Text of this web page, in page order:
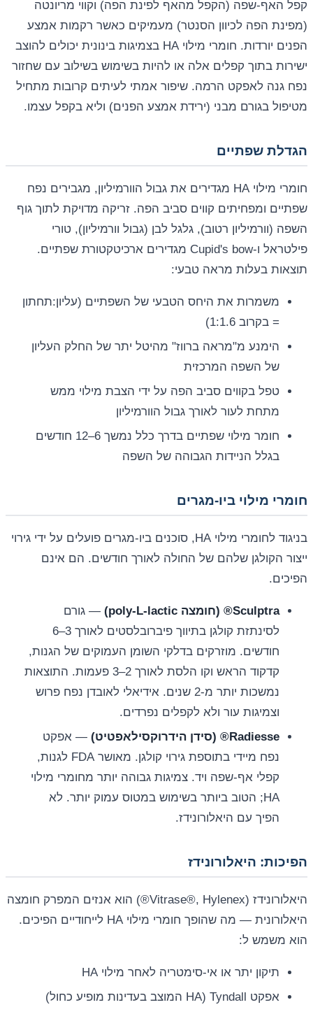
קפל האף-שפה (הקפל מהאף לפינת הפה) וקווי מריונטה
(מפינת הפה לכיוון הסנטר) מעמיקים כאשר רקמות אמצע
הפנים יורדות. חומרי מילוי HA בצמיגות בינונית יכולים להוצב
ישירות בתוך קפלים אלה או להיות בשימוש בשילוב עם שחזור
נפח גנה לאפקט הרמה. שיפור אמתי לעיתים קרובות מתחיל
מטיפול בגורם מבני (ירידת אמצע הפנים) וליא בקפל עצמו.
הגדלת שפתיים
חומרי מילוי HA מגדירים את גבול הוורמיליון, מגבירים נפח
שפתיים ומפחיתים קווים סביב הפה. זריקה מדויקת לתוך גוף
השפה (וורמיליון רטוב), גלגל לבן (גבול וורמיליון), טורי
פילטראל ו-Cupid's bow מגדירים ארכיטקטורת שפתיים.
תוצאות בעלות מראה טבעי:
משמרות את היחס הטבעי של השפתיים (עליון:תחתון
= בקרוב 1:1.6)
הימנע מ"מראה ברווז" מהיטל יתר של החלק העליון
של השפה המרכזית
טפל בקווים סביב הפה על ידי הצבת מילוי ממש
מתחת לעור לאורך גבול הוורמיליון
חומר מילוי שפתיים בדרך כלל נמשך 6–12 חודשים
בגלל הניידות הגבוהה של השפה
חומרי מילוי ביו-מגרים
בניגוד לחומרי מילוי HA, סוכנים ביו-מגרים פועלים על ידי גירוי
ייצור הקולגן שלהם של החולה לאורך חודשים. הם אינם
הפיכים.
Sculptra® (חומצה poly-L-lactic)
— גורם
לסינתזת קולגן בתיווך פיברובלסטים לאורך 3–6
חודשים. מוזרקים בדלקי השומן העמוקים של הגנות,
קדקוד הראש וקו הלסת לאורך 2–3 פעמות. התוצאות
נמשכות יותר מ-2 שנים. אידיאלי לאובדן נפח פרוש
וצמיגות עור ולא לקפלים נפרדים.
Radiesse® (סידן הידרוקסילאפטיט)
— אפקט
נפח מיידי בתוספת גירוי קולגן. מאושר FDA לגנות,
קפלי אף-שפה ויד. צמיגות גבוהה יותר מחומרי מילוי
HA; הטוב ביותר בשימוש במטוס עמוק יותר. לא
הפיך עם היאלורונידז.
הפיכות: היאלורונידז
היאלורונידז (Vitrase®, Hylenex®) הוא אנזים המפרק חומצה
היאלורונית — מה שהופך חומרי מילוי HA לייחודיים הפיכים.
הוא משמש ל:
תיקון יתר או אי-סימטריה לאחר מילוי HA
אפקט Tyndall (HA המוצב בעדינות מופיע כחול)